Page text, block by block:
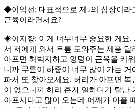
◆이익선: 대표적으로 제2의 심장이라
근육이라면서요?
◈이지향: 이게 너무너무 중요한 게요.
서 저에게 와서 무릎 도와주는 제품 달
아프면 허벅지하고 엉덩이 근육을 키
니까 무릎이 하중이 너무 많이 가는 거
파서 또 찾아오세요. 허리가 아프면 복
이 없으니까 허리 혼자 일하다가 탈난
아프시다고 많이 오는데 어깨가 아플